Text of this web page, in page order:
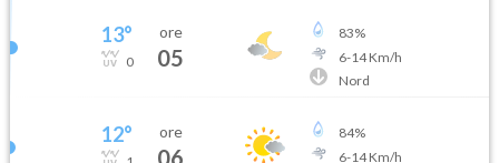
13°
0
ore
05
83%
6-14Km/h
Nord
12° ore
06
84%
6-14Km/h